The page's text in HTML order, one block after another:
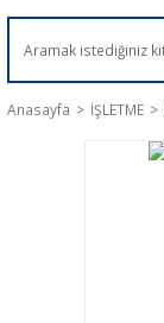
Anasayfa İŞLETME